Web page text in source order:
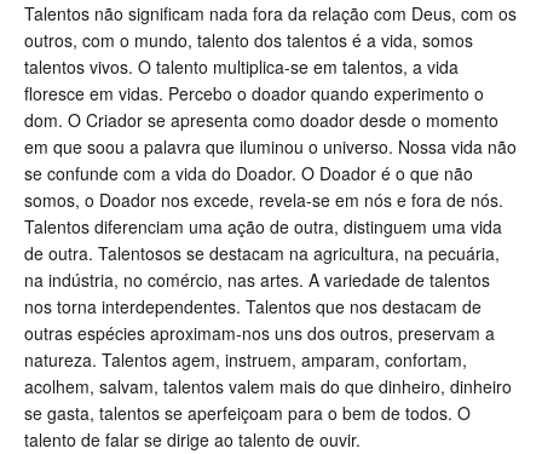
Talentos não significam nada fora da relação com Deus, com os
outros, com o mundo, talento dos talentos é a vida, somos
talentos vivos. O talento multiplica-se em talentos, a vida
floresce em vidas. Percebo o doador quando experimento o
dom. O Criador se apresenta como doador desde o momento
em que soou a palavra que iluminou o universo. Nossa vida não
se confunde com a vida do Doador. O Doador é o que não
somos, o Doador nos excede, revela-se em nós e fora de nós.
Talentos diferenciam uma ação de outra, distinguem uma vida
de outra. Talentosos se destacam na agricultura, na pecuária,
na indústria, no comércio, nas artes. A variedade de talentos
nos torna interdependentes. Talentos que nos destacam de
outras espécies aproximam-nos uns dos outros, preservam a
natureza. Talentos agem, instruem, amparam, confortam,
acolhem, salvam, talentos valem mais do que dinheiro, dinheiro
se gasta, talentos se aperfeiçoam para o bem de todos. O
talento de falar se dirige ao talento de ouvir.